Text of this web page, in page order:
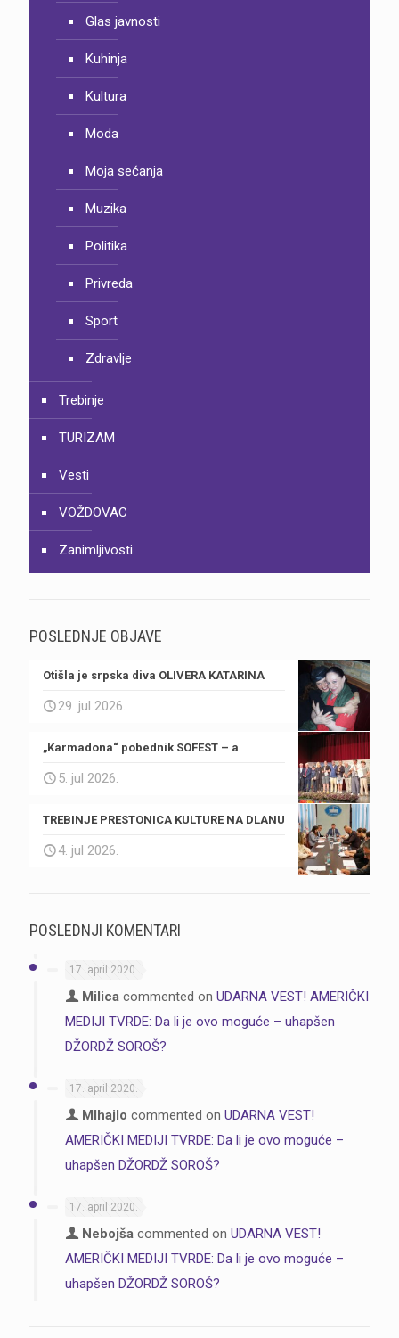
Glas javnosti
Kuhinja
Kultura
Moda
Moja sećanja
Muzika
Politika
Privreda
Sport
Zdravlje
Trebinje
TURIZAM
Vesti
VOŽDOVAC
Zanimljivosti
POSLEDNJE OBJAVE
Otišla je srpska diva OLIVERA KATARINA
29. jul 2026.
„Karmadona“ pobednik SOFEST – a
5. jul 2026.
TREBINJE PRESTONICA KULTURE NA DLANU
4. jul 2026.
POSLEDNJI KOMENTARI
17. april 2020.
Milica commented on UDARNA VEST! AMERIČKI
MEDIJI TVRDE: Da li je ovo moguće – uhapšen
DŽORDŽ SOROŠ?
17. april 2020.
MIhajlo commented on UDARNA VEST!
AMERIČKI MEDIJI TVRDE: Da li je ovo moguće –
uhapšen DŽORDŽ SOROŠ?
17. april 2020.
Nebojša commented on UDARNA VEST!
AMERIČKI MEDIJI TVRDE: Da li je ovo moguće –
uhapšen DŽORDŽ SOROŠ?